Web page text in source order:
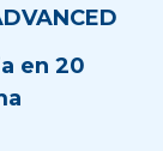
en 20